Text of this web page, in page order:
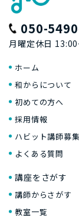
050-
月曜定休日
ホーム
和からについて
初めての方へ
採用情報
ハビット講師募集
よくある質問
講座をさがす
講師からさがす
教室一覧